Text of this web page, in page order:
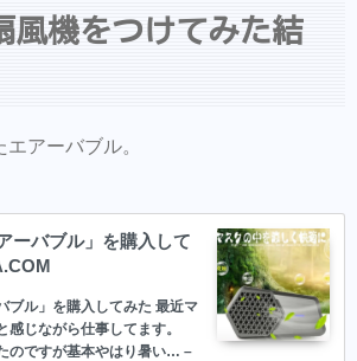
りますのでお気軽にお問い合わせ下
の方はこちらで事前登録をして頂く
ズに施術可能です。
ちらもダウンロードして頂き新規登
くとスタイルの保存・カルテの保存
す。
風機をつけてみた結
アーバブル。
ーバブル」を購入して
ブル」を購入してみた 最近マ
感じながら仕事してます。
のですが基本やはり暑い… –